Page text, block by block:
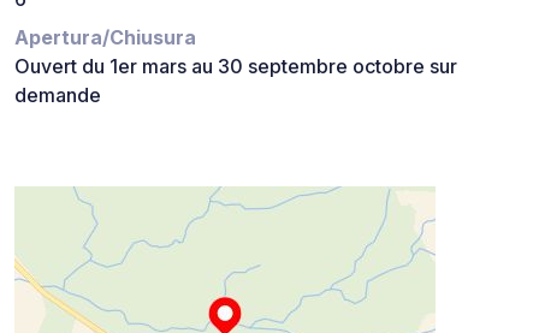
Apertura/Chiusura
Ouvert du 1er mars au 30 septembre octobre sur
demande